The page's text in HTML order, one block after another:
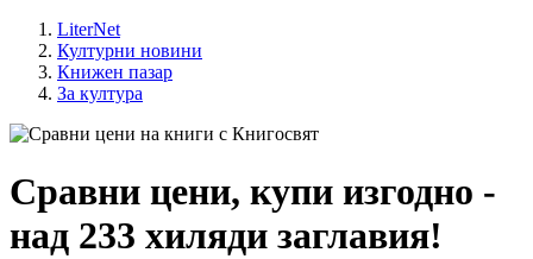
LiterNet
Културни новини
Книжен пазар
За култура
Сравни цени, купи изгодно -
над 233 хиляди заглавия!